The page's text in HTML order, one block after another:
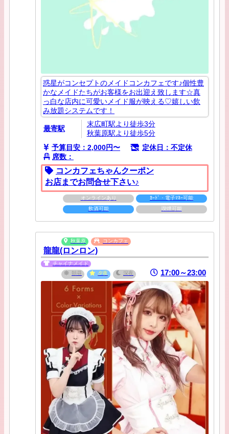
惑星がコンセプトのメイドコンカフェです♪個性豊
かなメイドたちがお客様をお出迎え致します☆真
っ白な店内に可愛いメイド服が映える♡嬉しい飲
み放題システムです！
最寄駅
末広町駅より徒歩3分
秋葉原駅より徒歩5分
予算目安：2,000円〜
定休日：不定休
席数：
コンカフェちゃんクーポン
お店までお問合せ下さい♪
オンラインあり
ｶｰﾄﾞ・電子ﾏﾈｰ可能
飲酒可能
喫煙可能
秋葉原 コンカフェ
龍龍(ロンロン)
チャイナメイド
朝昼
夕夜 深夜 17:00～23:00